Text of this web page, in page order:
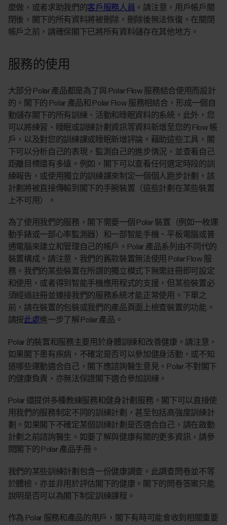
麼做，或者求助我們的客戶服務人員 。請注意，用戶帳戶關
閉後，閣下的所有資料將被刪除，刪除後無法恢復。在關閉
帳戶之前，請確保閣下已將所有資料儲存在其他地方。
服務的使用
大部分 Polar 產品都是為了與 Polar Flow 服務結合使用而設計
的。閣下的 Polar 產品和 Polar Flow 服務相結合，形成一個自
動儲存閣下的所有訓練、活動和睡眠資料的系統。此外，您
可以將練習、睡眠或訓練計劃資訊等資料新增至您的 Flow 帳
戶，以及對您的訓練課或睡眠新增評論。藉助這些工具，閣
下可以分析自己的表現，監測自己的進步情況，並查看自己
距離目標還有多遠。例如，閣下可以查看任何選定時段的訓
練報告，或使用獨立的訓練課來制定一個個人跑步計劃，該
計劃將被直接傳輸到閣下的手腕裝置（這些計劃在某些裝置
上不可用）。
為了使用我們的服務，閣下需要一個 Polar 裝置（例如一枚運
動手錶或一部心率監測器）和一部智能手機、平板電腦或普
通電腦來建立和管理自己的帳戶。Polar 產品系列由不同代的
裝置構成。請注意，我們的舊款裝置無法使用 Polar Flow 服
務。我們的某些裝置在所謂的獨立模式下無需註冊即可設定
和使用，或者得到智能手機應用程式的支援，但某些裝置必
須經過註冊並連接我們的服務系統才能正常使用。下單之
前，請在裝置的包裝或我們的產品頁面上檢查裝置的功能。
請按此處進一步了解 Polar 產品。
Polar 的裝置和服務主要用於身體訓練和改善健康。請注意，
如果閣下患有疾病，不確定是否可以參加健身活動，或不知
道哪些運動適合自己，閣下應諮詢醫生意見。Polar 不對閣下
的健康負責，亦無法保證閣下適合參加訓練。
Polar 還提供多種教練服務和健身計劃服務。閣下可以直接使
用我們的服務制定不同的訓練計劃，甚至包括高強度訓練計
劃。如果閣下不確定某個訓練計劃是否適合自己，請在啟動
計劃之前諮詢醫生。如要了解與健康有關的更多資訊，請參
閱閣下的 Polar 產品手冊。
我們的某些訓練計劃包含一份健康調查。此調查問卷並不等
於體檢，亦並非用於評估閣下的健康。閣下的問卷答案只能
說明是否可以為閣下制定訓練課程。
作為 Polar 服務和產品的用戶，閣下有時可能會收到相關重要